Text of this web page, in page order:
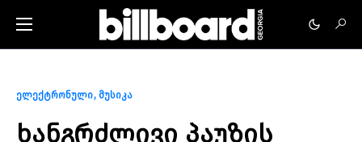
ელექტრონული მუსიკა
ხანგრძლივი პაუზის